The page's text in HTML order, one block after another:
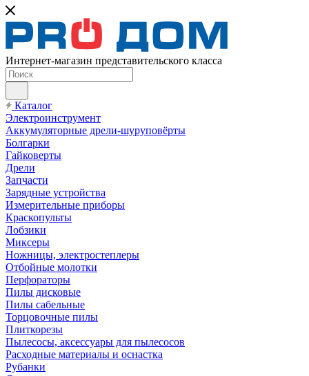
Интернет-магазин представительского класса
Каталог
Электроинструмент
Аккумуляторные дрели-шуруповёрты
Болгарки
Гайковерты
Дрели
Запчасти
Зарядные устройства
Измерительные приборы
Краскопульты
Лобзики
Миксеры
Ножницы, электростеплеры
Отбойные молотки
Перфораторы
Пилы дисковые
Пилы сабельные
Торцовочные пилы
Плиткорезы
Пылесосы, аксессуары для пылесосов
Расходные материалы и оснастка
Рубанки